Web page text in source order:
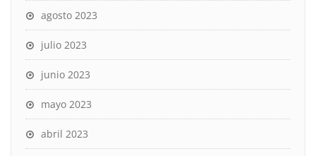
agosto 2023
julio 2023
junio 2023
mayo 2023
abril 2023